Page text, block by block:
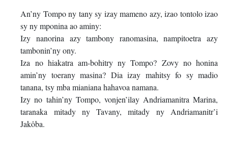
An’ny Tompo ny tany sy izay mameno azy, izao tontolo izao
sy ny mponina ao aminy:
Izy nanorina azy tambony ranomasina, nampitoetra azy
tambonin’ny ony.
Iza no hiakatra am-bohitry ny Tompo? Zovy no honina
amin’ny toerany masina? Dia izay mahitsy fo sy madio
tanana, tsy mba mianiana hahavoa namana.
Izy no tahin’ny Tompo, vonjen’ilay Andriamanitra Marina,
taranaka mitady ny Tavany, mitady ny Andriamanitr’i
Jakôba.